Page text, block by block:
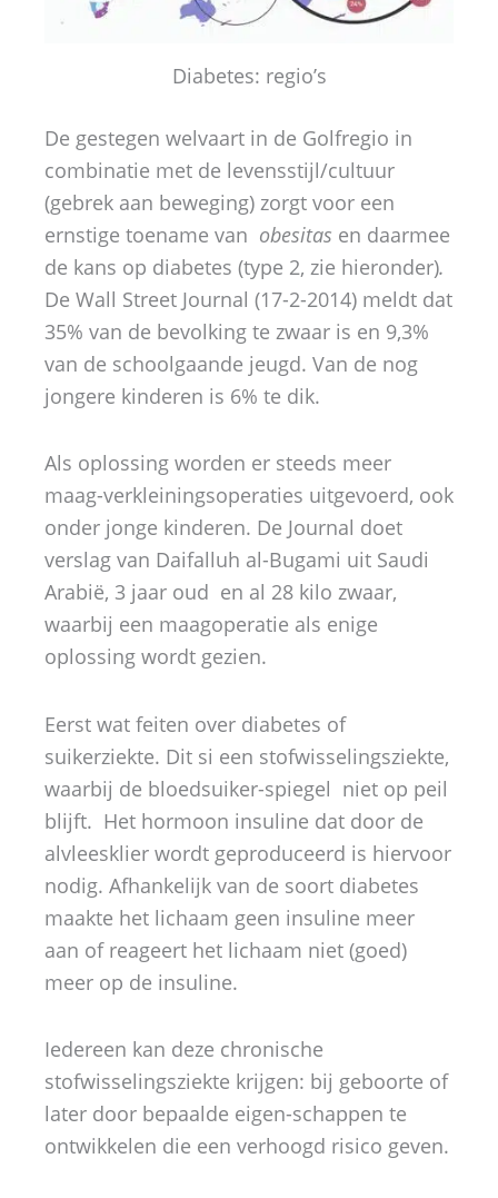
Diabetes: regio’s
De gestegen welvaart in de Golfregio in
combinatie met de levensstijl/cultuur
(gebrek aan beweging) zorgt voor een
ernstige toename van obesitas en daarmee
de kans op diabetes (type 2, zie hieronder).
De Wall Street Journal (17-2-2014) meldt dat
35% van de bevolking te zwaar is en 9,3%
van de schoolgaande jeugd. Van de nog
jongere kinderen is 6% te dik.
Als oplossing worden er steeds meer
maag-verkleiningsoperaties uitgevoerd, ook
onder jonge kinderen. De Journal doet
verslag van Daifalluh al-Bugami uit Saudi
Arabië, 3 jaar oud en al 28 kilo zwaar,
waarbij een maagoperatie als enige
oplossing wordt gezien.
Eerst wat feiten over diabetes of
suikerziekte. Dit si een stofwisselingsziekte,
waarbij de bloedsuiker-spiegel niet op peil
blijft. Het hormoon insuline dat door de
alvleesklier wordt geproduceerd is hiervoor
nodig. Afhankelijk van de soort diabetes
maakte het lichaam geen insuline meer
aan of reageert het lichaam niet (goed)
meer op de insuline.
Iedereen kan deze chronische
stofwisselingsziekte krijgen: bij geboorte of
later door bepaalde eigen-schappen te
ontwikkelen die een verhoogd risico geven.